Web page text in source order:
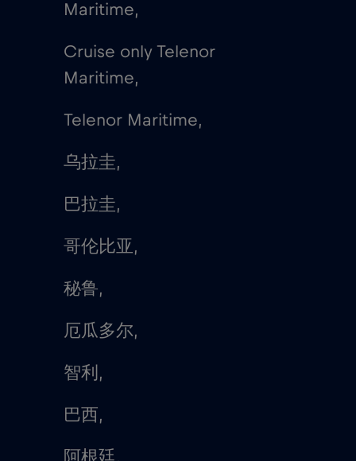
Maritime,
Cruise only Telenor
Maritime,
Telenor Maritime,
乌拉圭,
巴拉圭,
哥伦比亚,
秘鲁,
厄瓜多尔,
智利,
巴西,
阿根廷,